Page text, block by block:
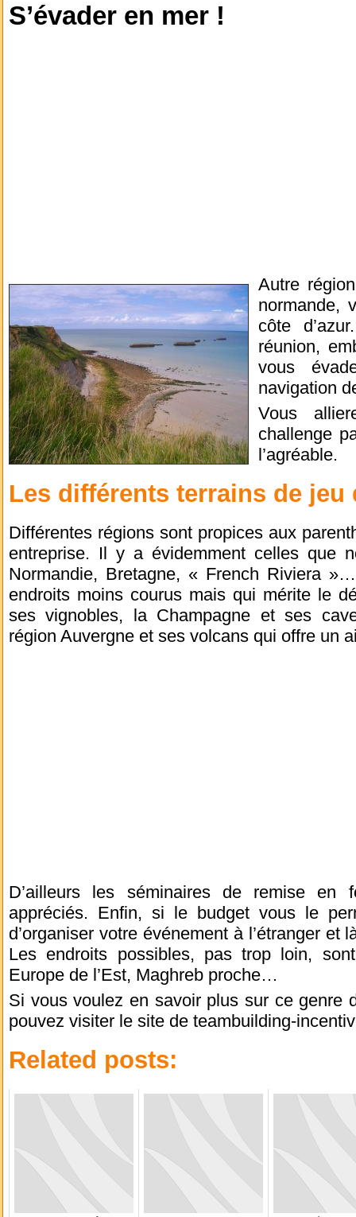
S’évader en mer !
Autre
normande,
côte
réunion,
vous
navigation
Vous
challenge
l’agréable.
Les différents terrains de jeu
Différentes régions sont propices aux
entreprise. Il y a évidemment celles que
Normandie, Bretagne, « French Riviera
endroits moins courus mais qui mérite le
ses vignobles, la Champagne et ses
région Auvergne et ses volcans qui offre un
D’ailleurs les séminaires de remise
appréciés. Enfin, si le budget vous le
d’organiser votre événement à l’étranger et
Les endroits possibles, pas trop loin,
Europe de l’Est, Maghreb proche…
Si vous voulez en savoir plus sur ce genre
pouvez visiter le site de teambuilding-
Related posts: